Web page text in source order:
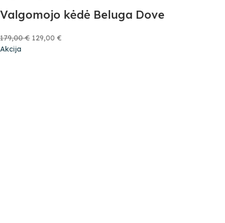
Valgomojo kėdė Beluga Dove
179,00€ 129,00 €
Akcija